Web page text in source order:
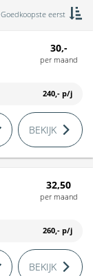
Goedkoopste eerst
30,-
per maand
240,- p/j
BEKIJK
32,50
per maand
260,- p/j
BEKIJK